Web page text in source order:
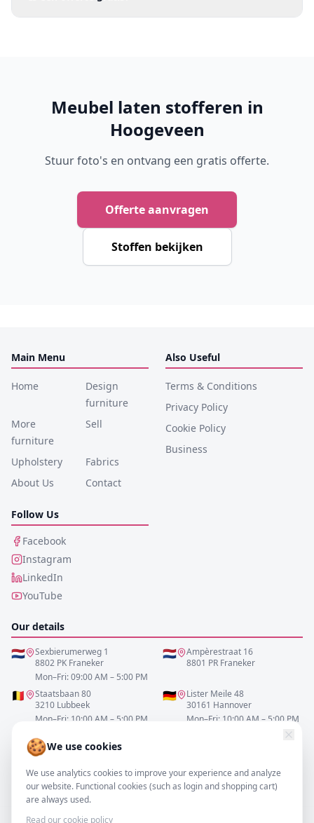
Meubel laten stofferen in
Hoogeveen
Stuur foto's en ontvang een gratis offerte.
Offerte aanvragen
Stoffen bekijken
🍪We use cookies
We use analytics cookies to improve your experience and analyze
our website. Functional cookies (such as login and shopping cart)
are always used.
Read our cookie policy
Main Menu
Home
Design
furniture
More
furniture
Sell
Upholstery
Fabrics
About Us
Contact
Also Useful
Terms & Conditions
Privacy Policy
Cookie Policy
Business
Follow Us
Facebook
Instagram
LinkedIn
YouTube
Our details
🇳🇱
Sexbierumerweg 1
8802 PK Franeker
Mon–Fri: 09:00 AM – 5:00 PM
🇳🇱
Ampèrestraat 16
8801 PR Franeker
🇧🇪
Staatsbaan 80
3210 Lubbeek
Mon–Fri: 10:00 AM – 5:00 PM
🇩🇪
Lister Meile 48
30161 Hannover
Mon–Fri: 10:00 AM – 5:00 PM
0517-700521
info@resofa.nl